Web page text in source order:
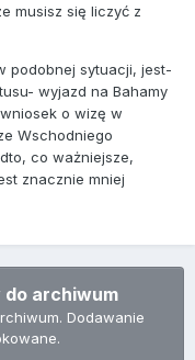
musisz się liczyć z
podobnej sytuacji, jest-
wyjazd na Bahamy
o wizę w
Wschodniego
co ważniejsze,
znacznie mniej
do archiwum
Dodawanie